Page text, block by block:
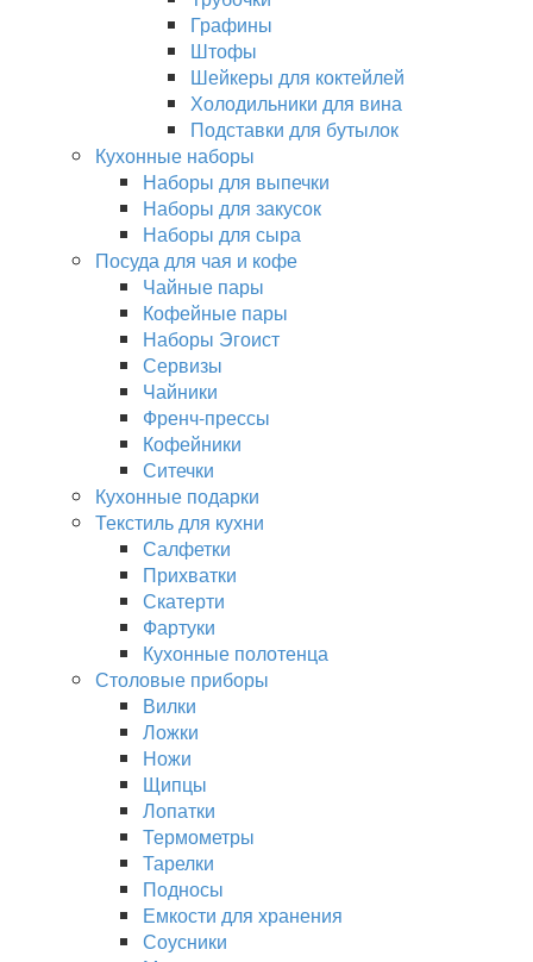
Графины
Штофы
Шейкеры для коктейлей
Холодильники для вина
Подставки для бутылок
Кухонные наборы
Наборы для выпечки
Наборы для закусок
Наборы для сыра
Посуда для чая и кофе
Чайные пары
Кофейные пары
Наборы Эгоист
Сервизы
Чайники
Френч-прессы
Кофейники
Ситечки
Кухонные подарки
Текстиль для кухни
Салфетки
Прихватки
Скатерти
Фартуки
Кухонные полотенца
Столовые приборы
Вилки
Ложки
Ножи
Щипцы
Лопатки
Термометры
Тарелки
Подносы
Емкости для хранения
Соусники